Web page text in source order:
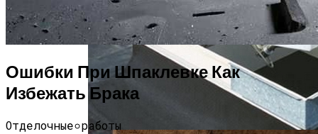
Ошибки При Шпаклевке Как
Избежать Брака
Отделочные работы